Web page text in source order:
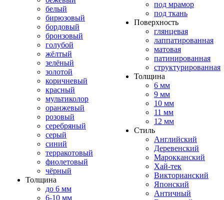
белый
бирюзовый
бордовый
бронзовый
голубой
жёлтый
зелёный
золотой
коричневый
красный
мультиколор
оранжевый
розовый
серебряный
серый
синий
терракотовый
фиолетовый
чёрный
Толщина
до 6 мм
6-10 мм
под мрамор
под ткань
Поверхность
глянцевая
лаппатированная
матовая
патинированная
структурированная
Толщина
6 мм
9 мм
10 мм
11 мм
12 мм
Стиль
Английский
Деревенский
Марокканский
Хай-тек
Викторианский
Японский
Античный